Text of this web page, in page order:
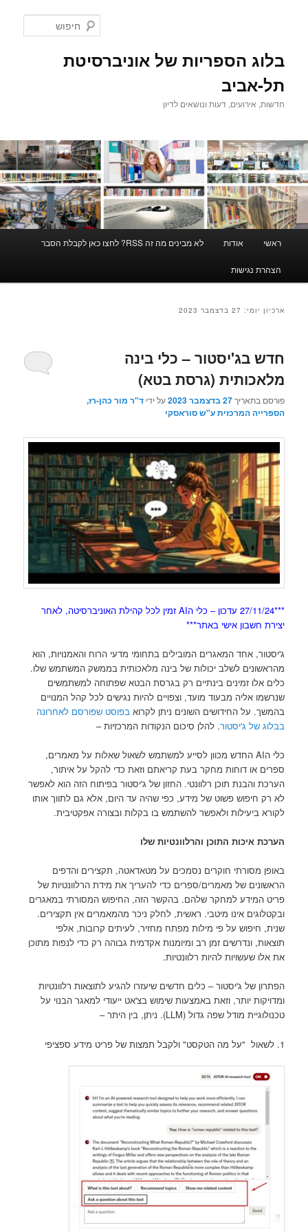
בלוג הספריות של אוניברסיטת
תל-אביב
חדשות, אירועים, דעות ונושאים לדיון
ראשי אודות לא מבינים מה זה RSS? לחצו כאן לקבלת הסבר
הצהרת נגישות
ארכיון יומי: 27 בדצמבר 2023
חדש בג'יסטור – כלי בינה
מלאכותית (גרסת בטא)
פורסם בתאריך27 בדצמבר 2023 על ידיד"ר מור כהן-רז,
הספרייה המרכזית ע"ש סוראסקי
***27/11/24 עדכון – כלי הAI זמין לכל קהילת האוניברסיטה, לאחר
יצירת חשבון אישי באתר***
ג'יסטור, אחד המאגרים המובילים בתחומי מדעי הרוח והאמנויות, הוא
מהראשונים לשלב יכולות של בינה מלאכותית בממשק המשתמש שלו.
כלים אלו זמינים בינתיים רק בגרסת הבטא שפתוחה למשתמשים
שנרשמו אליה מבעוד מועד, וצפויים להיות נגישים לכל קהל המנויים
בהמשך. על החידושים השונים ניתן לקרואבפוסט שפורסם לאחרונה
בבלוג של ג'יסטור. להלן סיכום הנקודות המרכזיות –
כלי הAI החדש מכוון לסייע למשתמש לשאול שאלות על מאמרים,
ספרים או דוחות מחקר בעת קריאתם וזאת כדי להקל על איתור,
הערכת והבנת תוכן רלוונטי. החזון של ג'יסטור בפיתוח הזה הוא לאפשר
לא רק חיפוש פשוט של מידע, כפי שהיה עד היום, אלא גם לתווך אותו
לקורא ביעילות ולאפשר להשתמש בו בקלות ובצורה אפקטיבית.
הערכת איכות התוכן והרלוונטיות שלו
באופן מסורתי חוקרים נסמכים על מטאדאטה, תקצירים והדפים
הראשונים של מאמרים/ספרים כדי להעריך את מידת הרלוונטיות של
פריט המידע למחקר שלהם. בהקשר הזה, החיפוש המסורתי במאגרים
ובקטלוגים אינו מיטבי. ראשית, לחלק ניכר מהמאמרים אין תקצירים.
שנית, חיפוש על פי מילות מפתח מחזיר, לעיתים קרובות, אלפי
תוצאות, ונדרשים זמן רב ומיומנות אקדמית גבוהה רק כדי לנפות מתוכן
את אלו שעשויות להיות רלוונטיות.
הפתרון של ג'יסטור – כלים חדשים שיעזרו להגיע לתוצאות רלוונטיות
ומדויקות יותר, וזאת באמצעות שימוש בצ'אט ייעודי למאגר הבנוי על
טכנולוגיית מודל שפה גדול (LLM). ניתן, בין היתר –
1. לשאול "על מה הטקסט" ולקבל תמצות של פריט מידע ספציפי